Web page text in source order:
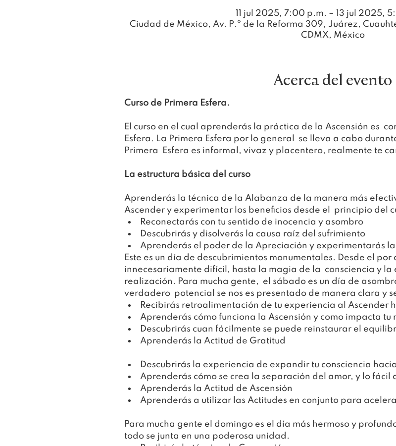
11 jul 2025, 7:00 p.m. – 13 jul 2025,
Ciudad de México, Av. P.º de la Reforma 309, Juárez,
CDMX, México
Acerca del evento
Curso de Primera Esfera.
El curso en el cual aprenderás la práctica de la Ascensión es
Esfera. La Primera Esfera por lo general  se lleva a cabo
Primera  Esfera es informal, vivaz y placentero, realmente te
La estructura básica del curso
Aprenderás la técnica de la Alabanza de la manera más
Ascender y experimentar los beneficios desde el  principio del
Reconectarás con tu sentido de inocencia y asombro
Descubrirás y disolverás la causa raíz del sufrimiento
Aprenderás el poder de la Apreciación y experimentarás la
Este es un día de descubrimientos monumentales. Desde el por
innecesariamente difícil, hasta la magia de la  consciencia y
realización. Para mucha gente,  el sábado es un día de
verdadero  potencial se nos es presentado de manera clara y
Recibirás retroalimentación de tu experiencia al Ascender
Aprenderás cómo funciona la Ascensión y como impacta tu
Descubrirás cuan fácilmente se puede reinstaurar el
Aprenderás la Actitud de Gratitud
Descubrirás la experiencia de expandir tu consciencia
Aprenderás cómo se crea la separación del amor, y lo fácil
Aprenderás la Actitud de Ascensión
Aprenderás a utilizar las Actitudes en conjunto para
Para mucha gente el domingo es el día más hermoso y
todo se junta en una poderosa unidad.